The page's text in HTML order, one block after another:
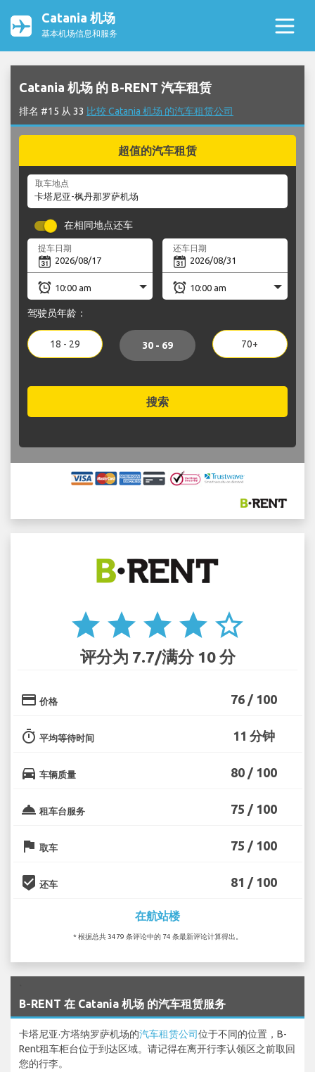
Catania 机场
基本机场信息和服务
Catania 机场 的 B-RENT 汽车租赁
排名 #15 从 33 比较 Catania 机场 的汽车租赁公司
超值的汽车租赁
取车地点
在相同地点还车
提车日期 还车日期
驾驶员年龄：
18 - 29 30 - 69 70+
搜索
star star star star star_border
评分为 7.7/满分 10 分
credit_card 价格 76 / 100
timer 平均等待时间 11 分钟
directions_car 车辆质量 80 / 100
room_service 租车台服务 75 / 100
flag 取车 75 / 100
beenhere 还车 81 / 100
在航站楼
* 根据总共 3479 条评论中的 74 条最新评论计算得出。
B-RENT 在 Catania 机场 的汽车租赁服务
卡塔尼亚·方塔纳罗萨机场的汽车租赁公司位于不同的位置，B-
Rent租车柜台位于到达区域。请记得在离开行李认领区之前取回
您的行李。